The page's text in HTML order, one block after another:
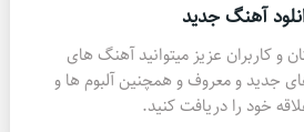
آهنگ جدید
کاربران عزیز میتوانید آهنگ های
جدید و معروف و همچنین آلبوم ها و
خود را دریافت کنید.